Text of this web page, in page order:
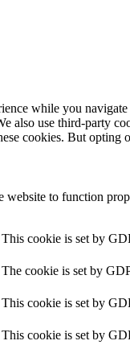
while you
also use third-party
cookies. But
website to function
This cookie is set by
The cookie is set by
This cookie is set by
This cookie is set by